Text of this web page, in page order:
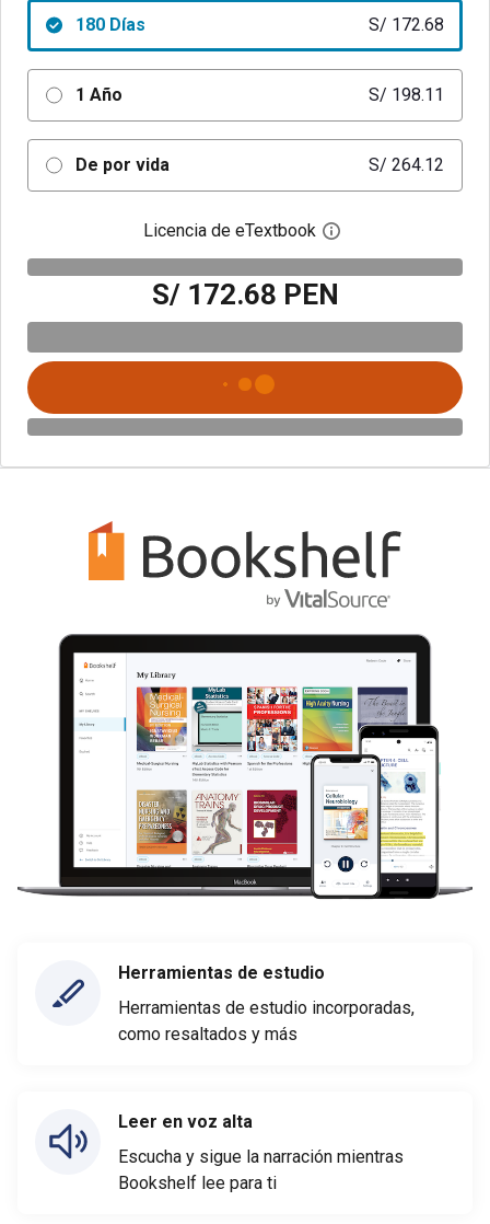
180 Días S/ 172.68
1 Año S/ 198.11
De por vida S/ 264.12
Licencia de eTextbook Abre el cuadro de
S/ 172.68 PEN
Herramientas de estudio
Herramientas de estudio incorporadas,
como resaltados y más
Leer en voz alta
Escucha y sigue la narración mientras
Bookshelf lee para ti